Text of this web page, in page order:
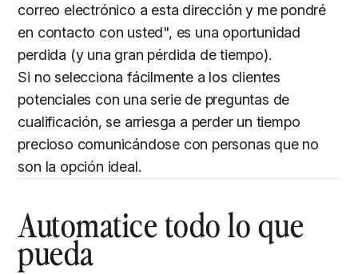
correo electrónico a esta dirección y me pondré
en contacto con usted", es una oportunidad
perdida (y una gran pérdida de tiempo).
Si no selecciona fácilmente a los clientes
potenciales con una serie de preguntas de
cualificación, se arriesga a perder un tiempo
precioso comunicándose con personas que no
son la opción ideal.
Automatice todo lo que
pueda